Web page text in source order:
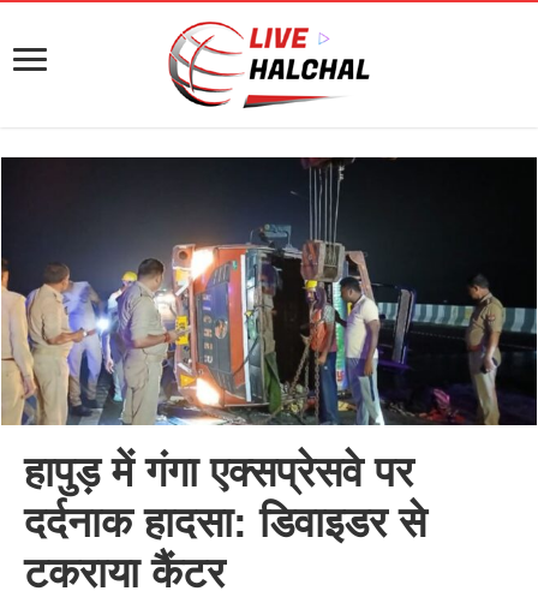
हापुड़ में गंगा एक्सप्रेसवे पर
दर्दनाक हादसा: डिवाइडर से
टकराया कैंटर